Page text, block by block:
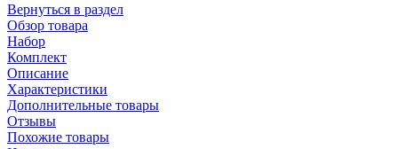
Вернуться в раздел
Обзор товара
Набор
Комплект
Описание
Характеристики
Дополнительные товары
Отзывы
Похожие товары